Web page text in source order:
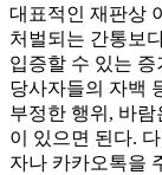
대표적인 재판상
처벌되는 간통보
입증할 수 있는
당사자들의 자백
부정한 행위, 바
이 있으면 된다.
자나 카카오톡을